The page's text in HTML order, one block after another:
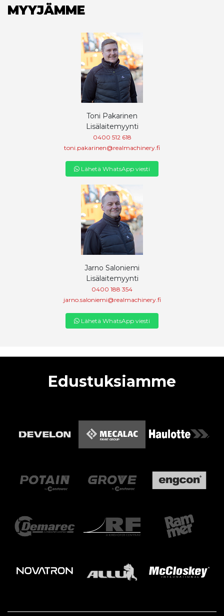
MYYJÄMME
Toni Pakarinen
Lisälaitemyynti
0400 512 618
toni.pakarinen@realmachinery.fi
Lähetä WhatsApp viesti
Jarno Saloniemi
Lisälaitemyynti
0400 188 354
jarno.saloniemi@realmachinery.fi
Lähetä WhatsApp viesti
Edustuksiamme